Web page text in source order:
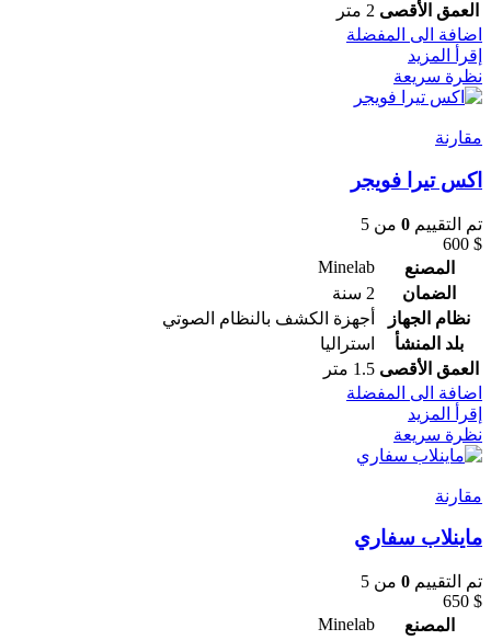
العمق الأقصى 2 متر
اضافة الى المفضلة
إقرأ المزيد
نظرة سريعة
مقارنة
اكس تيرا فويجر
تم التقييم 0 من 5
600 $
المصنع
Minelab
الضمان
2 سنة
نظام الجهاز
أجهزة الكشف بالنظام الصوتي
بلد المنشأ
استراليا
العمق الأقصى 1.5 متر
اضافة الى المفضلة
إقرأ المزيد
نظرة سريعة
مقارنة
ماينلاب سفاري
تم التقييم 0 من 5
650 $
المصنع
Minelab